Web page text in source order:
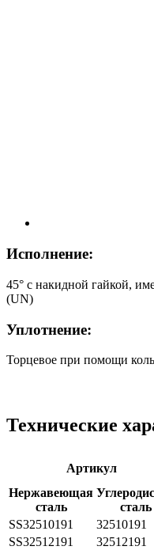
Исполнение:
45° с накидной гайкой,
(UN)
Уплотнение:
Торцевое при помощи
Технические
Артикул
Нержавеющая
сталь
сталь
SS32510191
32510191
SS32512191
32512191